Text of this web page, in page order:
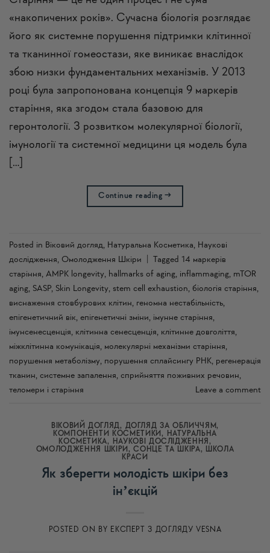
«накопичених років». Сучасна біологія розглядає
його як системне порушення підтримки клітинної
та тканинної гомеостази, яке виникає внаслідок
збою низки фундаментальних механізмів. У 2013
році була запропонована концепція 9 маркерів
старіння, яка згодом стала базовою для
геронтології. З розвитком молекулярної біології,
імунології та системної медицини ця модель була
[…]
Continue reading→
Posted in Віковий догляд, Натуральна Косметика, Наукові
дослідження, Омолодження Шкіри Tagged 14 маркерів
старіння, AMPK longevity, hallmarks of aging, inflammaging, mTOR
aging, SASP, Skin Longevity, stem cell exhaustion, біологія старіння,
виснаження стовбурових клітин, геномна нестабільність,
епігенетичний вік, епігенетичні зміни, імунне старіння,
імунсенесценція, клітинна сенесценція, клітинне довголіття,
міжклітинна комунікація, молекулярні механізми старіння,
порушення метаболізму, порушення сплайсингу РНК, регенерація
тканин, системне запалення, сприйняття поживних речовин,
теломери і старіння
Leave a comment
ВІКОВИЙ ДОГЛЯД, ДОГЛЯД ЗА ОБЛИЧЧЯМ ,
КОМПОНЕНТИ КОСМЕТИКИ ,
НАТУРАЛЬНА
КОСМЕТИКА, НАУКОВІ ДОСЛІДЖЕННЯ ,
ОМОЛОДЖЕННЯ ШКІРИ ,СОНЦЕ ТА ШКІРА,
ШКОЛА
КРАСИ
Як зберегти молодість шкіри без
інʼєкцій
POSTED ON BY ЕКСПЕРТ З ДОГЛЯДУ VESNA